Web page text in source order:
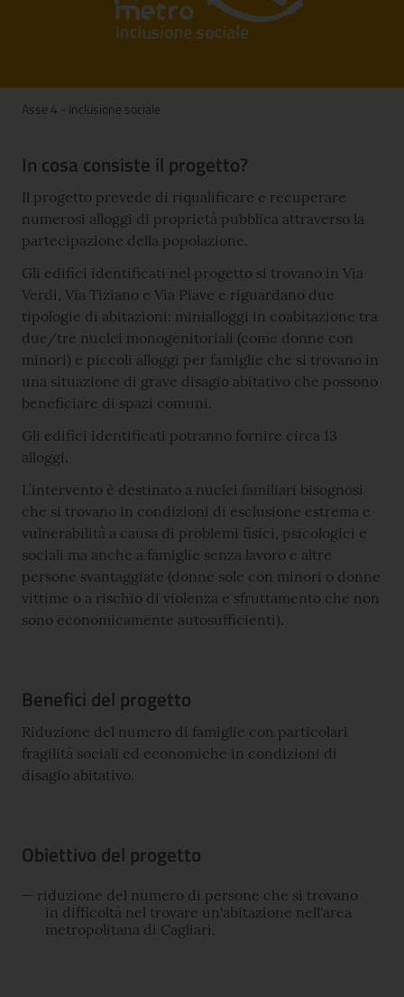
Asse 4 - Inclusione sociale
In cosa consiste il progetto?
Il progetto prevede di riqualificare e recuperare
numerosi alloggi di proprietà pubblica attraverso la
partecipazione della popolazione.
Gli edifici identificati nel progetto si trovano in Via
Verdi, Via Tiziano e Via Piave e riguardano due
tipologie di abitazioni: minialloggi in coabitazione tra
due/tre nuclei monogenitoriali (come donne con
minori) e piccoli alloggi per famiglie che si trovano in
una situazione di grave disagio abitativo che possono
beneficiare di spazi comuni.
Gli edifici identificati potranno fornire circa 13
alloggi.
L’intervento è destinato a nuclei familiari bisognosi
che si trovano in condizioni di esclusione estrema e
vulnerabilità a causa di problemi fisici, psicologici e
sociali ma anche a famiglie senza lavoro e altre
persone svantaggiate (donne sole con minori o donne
vittime o a rischio di violenza e sfruttamento che non
sono economicamente autosufficienti).
Benefici del progetto
Riduzione del numero di famiglie con particolari
fragilità sociali ed economiche in condizioni di
disagio abitativo.
Obiettivo del progetto
riduzione del numero di persone che si trovano
in difficoltà nel trovare un'abitazione nell'area
metropolitana di Cagliari.